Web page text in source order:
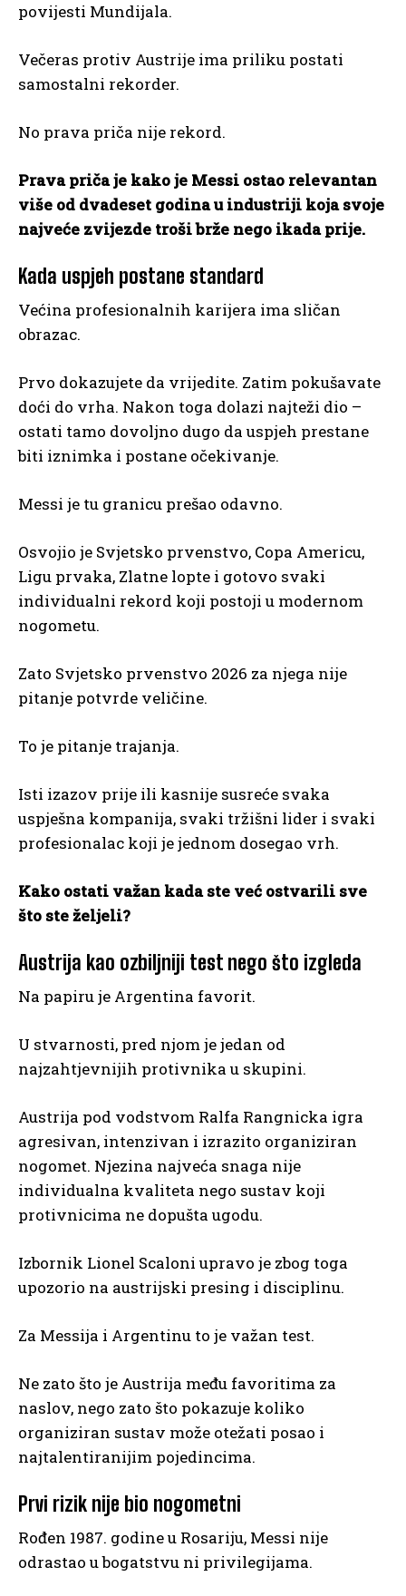
povijesti Mundijala.
Večeras protiv Austrije ima priliku postati
samostalni rekorder.
No prava priča nije rekord.
Prava priča je kako je Messi ostao relevantan
više od dvadeset godina u industriji koja svoje
najveće zvijezde troši brže nego ikada prije.
Kada uspjeh postane standard
Većina profesionalnih karijera ima sličan
obrazac.
Prvo dokazujete da vrijedite. Zatim pokušavate
doći do vrha. Nakon toga dolazi najteži dio –
ostati tamo dovoljno dugo da uspjeh prestane
biti iznimka i postane očekivanje.
Messi je tu granicu prešao odavno.
Osvojio je Svjetsko prvenstvo, Copa Americu,
Ligu prvaka, Zlatne lopte i gotovo svaki
individualni rekord koji postoji u modernom
nogometu.
Zato Svjetsko prvenstvo 2026 za njega nije
pitanje potvrde veličine.
To je pitanje trajanja.
Isti izazov prije ili kasnije susreće svaka
uspješna kompanija, svaki tržišni lider i svaki
profesionalac koji je jednom dosegao vrh.
Kako ostati važan kada ste već ostvarili sve
što ste željeli?
Austrija kao ozbiljniji test nego što izgleda
Na papiru je Argentina favorit.
U stvarnosti, pred njom je jedan od
najzahtjevnijih protivnika u skupini.
Austrija pod vodstvom Ralfa Rangnicka igra
agresivan, intenzivan i izrazito organiziran
nogomet. Njezina najveća snaga nije
individualna kvaliteta nego sustav koji
protivnicima ne dopušta ugodu.
Izbornik Lionel Scaloni upravo je zbog toga
upozorio na austrijski presing i disciplinu.
Za Messija i Argentinu to je važan test.
Ne zato što je Austrija među favoritima za
naslov, nego zato što pokazuje koliko
organiziran sustav može otežati posao i
najtalentiranijim pojedincima.
Prvi rizik nije bio nogometni
Rođen 1987. godine u Rosariju, Messi nije
odrastao u bogatstvu ni privilegijama.